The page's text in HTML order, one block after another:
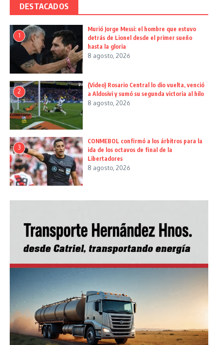
DESTACADOS
1
Murió Jorge Messi: el hombre que estuvo
detrás de Lionel desde el primer sueño
hasta la gloria
8 agosto, 2026
2
(Video) Rosario Central lo dio vuelta, venció
a Aldosivi y sumó su segunda victoria al hilo
8 agosto, 2026
3
CONMEBOL confirmó a los árbitros para la
ida de los octavos de final de la
Libertadores
8 agosto, 2026